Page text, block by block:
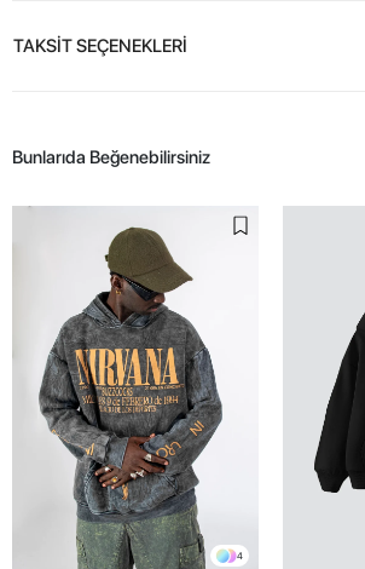
TAKSİT SEÇENEKLERİ
Bunlarıda Beğenebilirsiniz
4